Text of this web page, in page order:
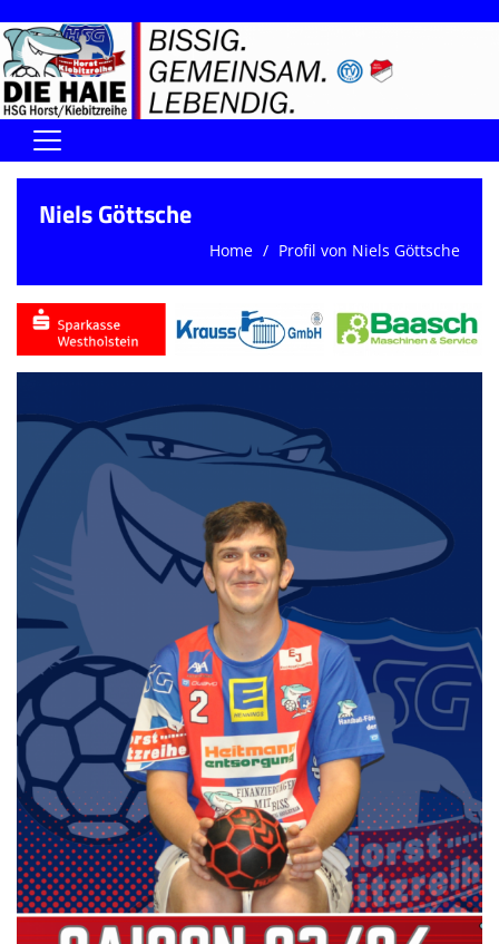
Home
Handball-Förderverein der Haie
Kontaktformular
UNSERE SPORTHALLEN
Training & Termine
DIENSTE (SR/KG/VK)
Die SpecialHaie
Teams
Trainer
ALLE SPIELE
HAIE TV
NEWSLETTER
DIE HAIE I Intern
Partner
Niels Göttsche
Home Profil von Niels Göttsche